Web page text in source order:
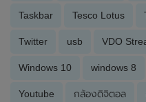
Taskbar Tesco Lotus
Twitter usb VDO
Windows 10 windows 8
Youtube กล้องดิจิตอล